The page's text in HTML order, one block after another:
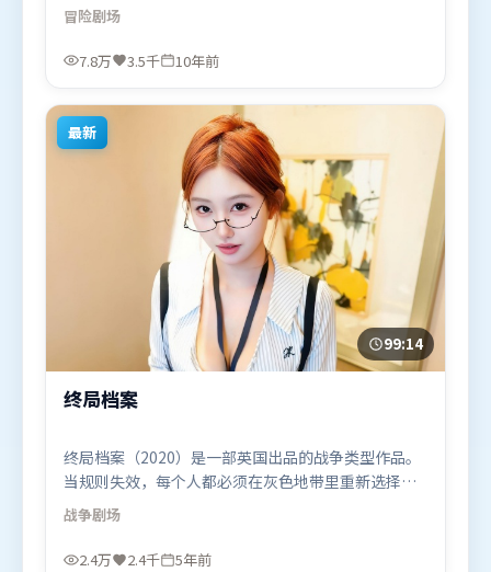
住心中微光。类型元素被重新组合，既致敬经典也尝
试突破套路。由冯小刚执导，沈腾、朱一龙、白宇，
周冬雨、周迅等联袂出演。影片于2016年5月27日
观众观看。
冒险剧场
7.8万 3.5千 10年前
最新
99:14
终局档案
终局档案（2020）是一部英国出品的战争类型作品。
当规则失效，每个人都必须在灰色地带里重新选择立
场与底线。动作场面设计讲究空间与节奏，文戏部分
同样扎实耐嚼。由克里斯托弗·诺兰执导，段奕宏、
谭卓、李政宰，肖战、孙艺珍、马东锡等联袂出演。
战争剧场
2.4万 2.4千 5年前